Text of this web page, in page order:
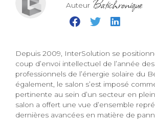
Auteur
Depuis 2009, InterSolution se
coup d’envoi intellectuel de l’année
professionnels de l’énergie solaire du
également, le salon s’est imposé
pertinente au sein d’un secteur en
salon a offert une vue d’ensemble
dernières avancées en matière de